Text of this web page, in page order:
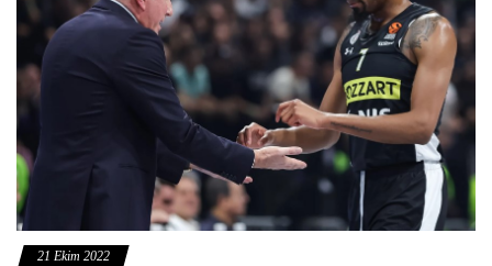
21 Ekim 2022